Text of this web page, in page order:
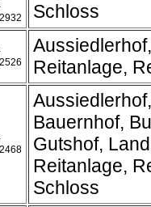
Schloss
Reitanlage,
Bauernhof,
Gutshof,
Reitanlage,
Schloss